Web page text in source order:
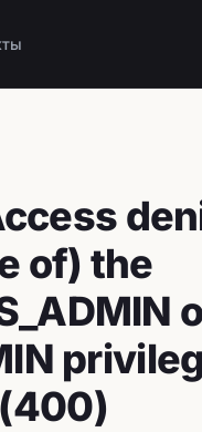
of) the